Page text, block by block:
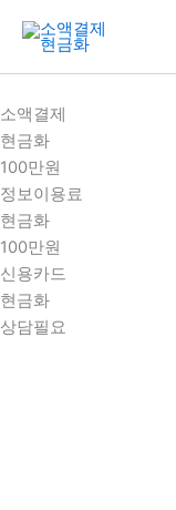
건
너
뛰
기
소액결제
현금화
100만원
정보이용료
현금화
100만원
신용카드
현금화
상담필요